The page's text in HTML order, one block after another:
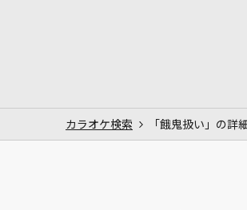
カラオケ検索 「餓鬼扱い」の詳